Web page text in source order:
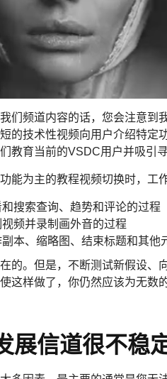
们频道内容的话，您会注意到
的技术性视频向用户介绍特定
教育当前的VSDC用户并吸引
能为主的教程视频切换时，工
搜索查询、趋势和评论的过程
视频并录制画外音的过程
本、缩略图、结束标题和其他
的。但是，不断测试新假设、
这样做了，你仍然应该为无数
展信道很不稳